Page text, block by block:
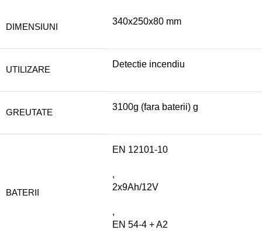
DIMENSIUNI
340x250x80 mm
UTILIZARE
Detectie incendiu
GREUTATE
3100g (fara baterii) g
BATERII
EN 12101-10
,
2x9Ah/12V
,
EN 54-4 + A2